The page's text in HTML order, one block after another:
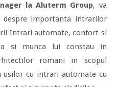
la Aluterm Group, va
despre importanta intrarilor
Intrari automate, confort si
si munca lui constau in
romani in scopul
cu intrari automate cu